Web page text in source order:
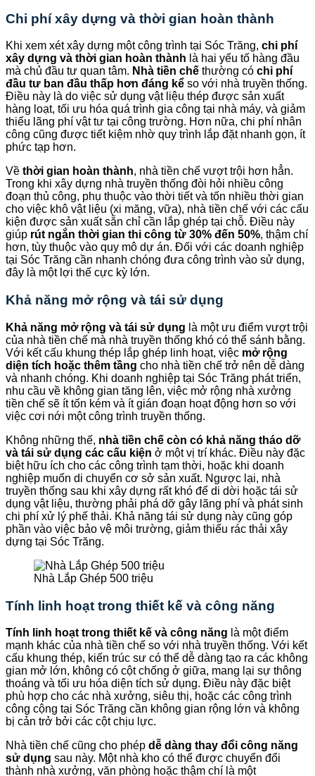
Chi phí xây dựng và thời gian hoàn thành
Khi xem xét xây dựng một công trình tại Sóc Trăng, chi phí
xây dựng và thời gian hoàn thành là hai yếu tố hàng đầu
mà chủ đầu tư quan tâm. Nhà tiền chế thường có chi phí
đầu tư ban đầu thấp hơn đáng kể so với nhà truyền thống.
Điều này là do việc sử dụng vật liệu thép được sản xuất
hàng loạt, tối ưu hóa quá trình gia công tại nhà máy, và giảm
thiểu lãng phí vật tư tại công trường. Hơn nữa, chi phí nhân
công cũng được tiết kiệm nhờ quy trình lắp đặt nhanh gọn, ít
phức tạp hơn.
Về thời gian hoàn thành, nhà tiền chế vượt trội hơn hẳn.
Trong khi xây dựng nhà truyền thống đòi hỏi nhiều công
đoạn thủ công, phụ thuộc vào thời tiết và tốn nhiều thời gian
cho việc khô vật liệu (xi măng, vữa), nhà tiền chế với các cấu
kiện được sản xuất sẵn chỉ cần lắp ghép tại chỗ. Điều này
giúp rút ngắn thời gian thi công từ 30% đến 50%, thậm chí
hơn, tùy thuộc vào quy mô dự án. Đối với các doanh nghiệp
tại Sóc Trăng cần nhanh chóng đưa công trình vào sử dụng,
đây là một lợi thế cực kỳ lớn.
Khả năng mở rộng và tái sử dụng
Khả năng mở rộng và tái sử dụng là một ưu điểm vượt trội
của nhà tiền chế mà nhà truyền thống khó có thể sánh bằng.
Với kết cấu khung thép lắp ghép linh hoạt, việc mở rộng
diện tích hoặc thêm tầng cho nhà tiền chế trở nên dễ dàng
và nhanh chóng. Khi doanh nghiệp tại Sóc Trăng phát triển,
nhu cầu về không gian tăng lên, việc mở rộng nhà xưởng
tiền chế sẽ ít tốn kém và ít gián đoạn hoạt động hơn so với
việc cơi nới một công trình truyền thống.
Không những thế, nhà tiền chế còn có khả năng tháo dỡ
và tái sử dụng các cấu kiện ở một vị trí khác. Điều này đặc
biệt hữu ích cho các công trình tạm thời, hoặc khi doanh
nghiệp muốn di chuyển cơ sở sản xuất. Ngược lại, nhà
truyền thống sau khi xây dựng rất khó để di dời hoặc tái sử
dụng vật liệu, thường phải phá dỡ gây lãng phí và phát sinh
chi phí xử lý phế thải. Khả năng tái sử dụng này cũng góp
phần vào việc bảo vệ môi trường, giảm thiểu rác thải xây
dựng tại Sóc Trăng.
Nhà Lắp Ghép 500 triệu
Tính linh hoạt trong thiết kế và công năng
Tính linh hoạt trong thiết kế và công năng là một điểm
mạnh khác của nhà tiền chế so với nhà truyền thống. Với kết
cấu khung thép, kiến trúc sư có thể dễ dàng tạo ra các không
gian mở lớn, không có cột chống ở giữa, mang lại sự thông
thoáng và tối ưu hóa diện tích sử dụng. Điều này đặc biệt
phù hợp cho các nhà xưởng, siêu thị, hoặc các công trình
công cộng tại Sóc Trăng cần không gian rộng lớn và không
bị cản trở bởi các cột chịu lực.
Nhà tiền chế cũng cho phép dễ dàng thay đổi công năng
sử dụng sau này. Một nhà kho có thể được chuyển đổi
thành nhà xưởng, văn phòng hoặc thậm chí là một